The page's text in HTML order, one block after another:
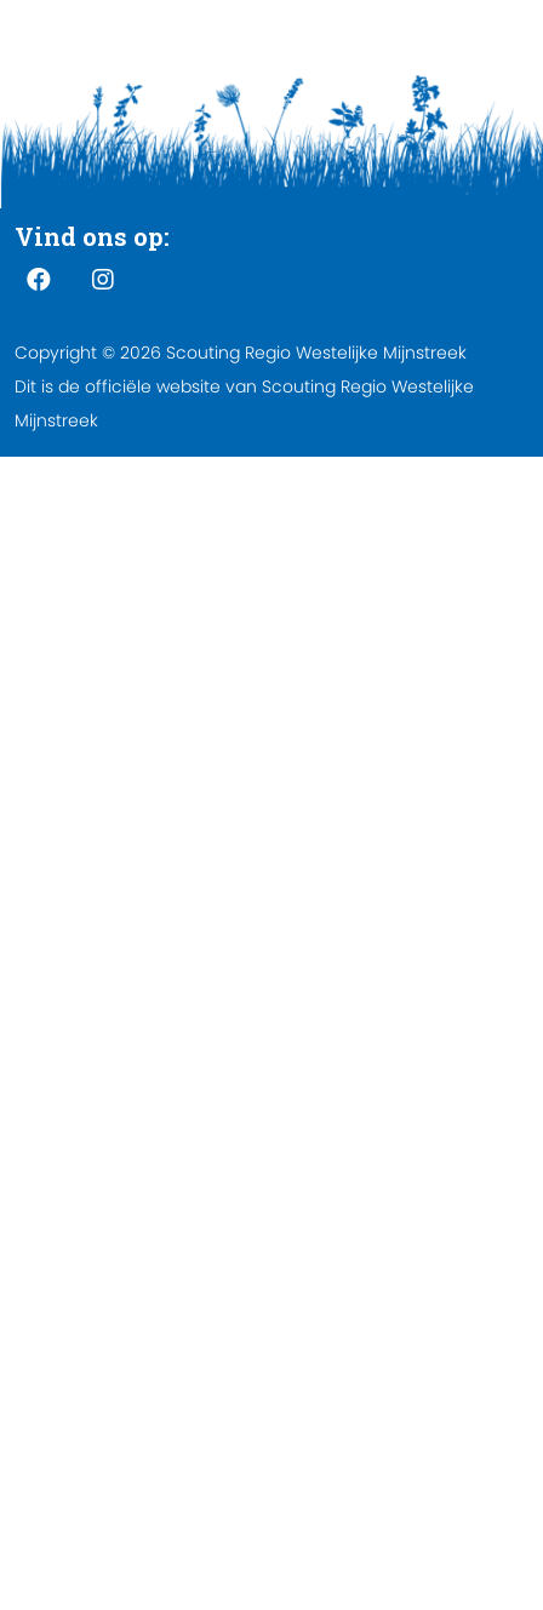
Vind ons op:
Copyright © 2026 Scouting Regio Westelijke Mijnstreek
Dit is de officiële website van Scouting Regio Westelijke
Mijnstreek